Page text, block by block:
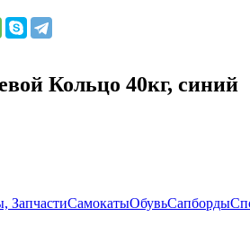
Кольцо 40кг, синий
ЗапчастиСамокатыОбувьСапборды